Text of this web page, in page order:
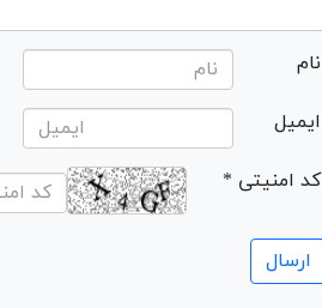
نام
ایمیل
* کد امنیتی